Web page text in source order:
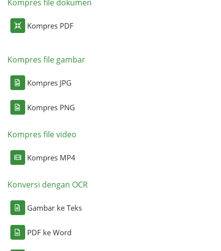
Kompres file dokumen
Kompres PDF
Kompres file gambar
Kompres JPG
Kompres PNG
Kompres file video
Kompres MP4
Konversi dengan OCR
Gambar ke Teks
PDF ke Word